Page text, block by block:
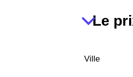
Le
Ville